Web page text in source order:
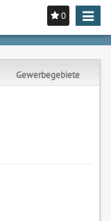
0
Toggle
Gewerbegebiete